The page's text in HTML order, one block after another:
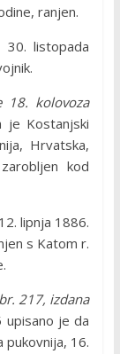
ranjen.
30. listopada
18. kolovoza
Kostanjski
Hrvatska,
kod
lipnja 1886.
s Katom r.
217, izdana
je da
pukovnija, 16.